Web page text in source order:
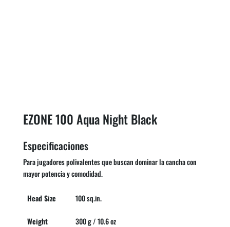
EZONE 100 Aqua Night Black
Especificaciones
Para jugadores polivalentes que buscan dominar la cancha con
mayor potencia y comodidad.
Head Size 100 sq.in.
Weight 300 g / 10.6 oz